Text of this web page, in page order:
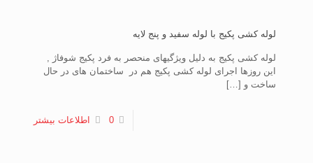
لوله کشی پکیج با لوله سفید و پنج لایه
لوله کشی پکیج به دلیل ویژگیهای منحصر به فرد پکیج شوفاژ ,
این روزها اجرای لوله کشی پکیج هم در ساختمان های در حال
ساخت و […]
0 اطلاعات بیشتر